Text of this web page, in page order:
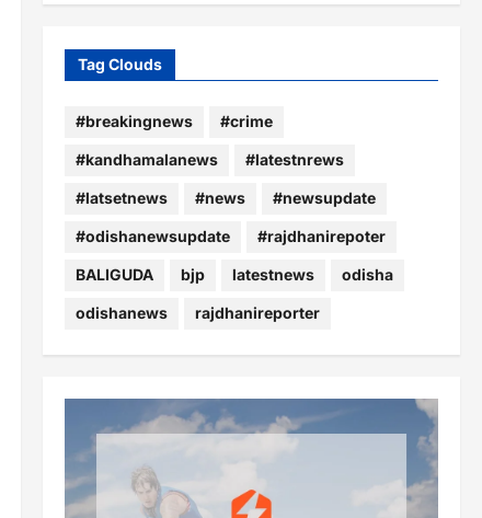
Tag Clouds
#breakingnews #crime
#kandhamalanews #latestnrews
#latsetnews #news #newsupdate
#odishanewsupdate #rajdhanirepoter
BALIGUDA bjp latestnews odisha
odishanews rajdhanireporter